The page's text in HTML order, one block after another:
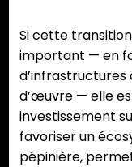
Si cette
important — en
d’œuvre — elle
investissement
favoriser un
pépinière,